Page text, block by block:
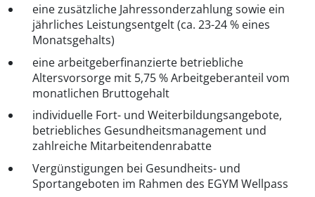
eine zusätzliche Jahressonderzahlung sowie ein
jährliches Leistungsentgelt (ca. 23-24 % eines
Monatsgehalts)
eine arbeitgeberfinanzierte betriebliche
Altersvorsorge mit 5,75 % Arbeitgeberanteil vom
monatlichen Bruttogehalt
individuelle Fort- und Weiterbildungsangebote,
betriebliches Gesundheitsmanagement und
zahlreiche Mitarbeitendenrabatte
Vergünstigungen bei Gesundheits- und
Sportangeboten im Rahmen des EGYM Wellpass